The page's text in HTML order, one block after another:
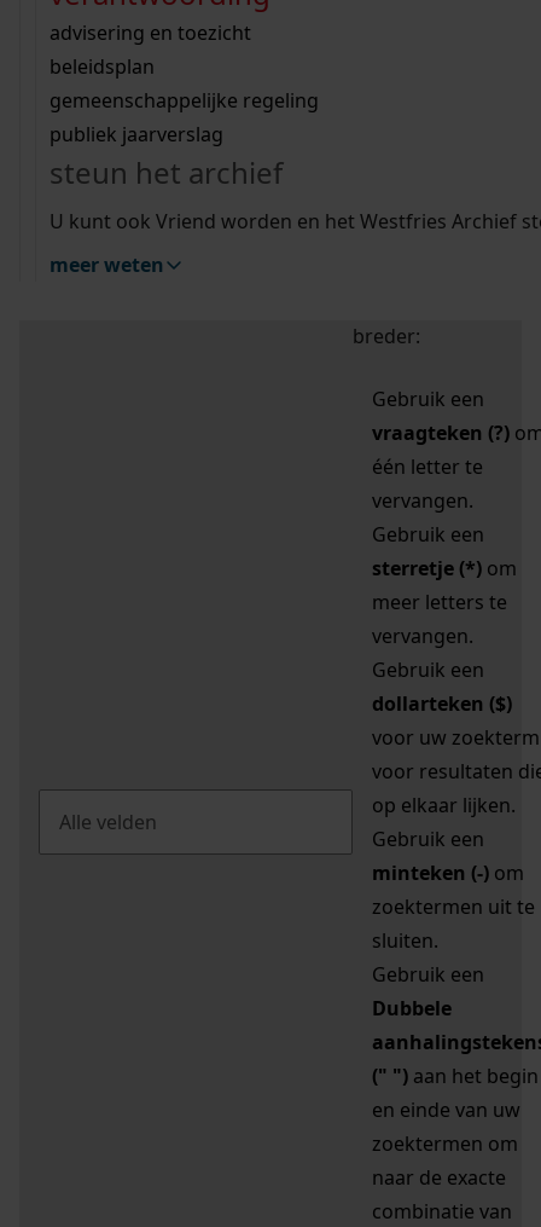
bouwvergunningen
omgevingsvergunningen
vergunningen
beeld en geluid
uitleg nodig?
Wij helpen u op weg met een aantal zoektips.
bekijk alle zoektips
Wij helpen u op weg met een aantal zoektips.
bekijk alle zoektips
bekijk ons geschiedenislokaal
advisering en toezicht
beleidsplan
gemeenschappelijke regeling
publiek jaarverslag
steun het archief
U kunt ook Vriend worden en het Westfries Archief
meer weten
zoektips
Mijn Studiezaal (inloggen)
uw zoekopdracht te
breder:
Gebruik een
vraagteken (?)
één letter te
vervangen.
Gebruik een
sterretje (*) om
meer letters te
vervangen.
Gebruik een
dollarteken ($)
voor uw zoekterm
voor resultaten
op elkaar lijken.
Gebruik een
minteken (-) om
zoektermen uit te
sluiten.
Gebruik een
Dubbele
(" ") aan het begin
en einde van uw
zoektermen om
naar de exacte
combinatie van